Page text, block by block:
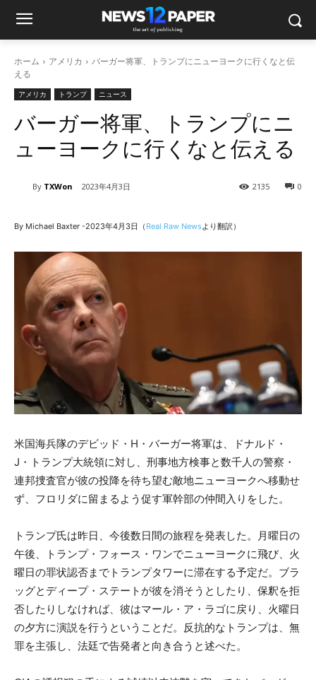
ホーム アメリカ
バーガー将軍、トランプにニューヨークに行くなと伝
える
アメリカ トランプ ニュース
バーガー将軍、トランプにニ
ューヨークに行くなと伝える
By TXWon 2023年4月3日 0
2135
By Michael Baxter -2023年4月3日（ Real Raw Newsより翻訳）
米国海兵隊のデビッド・H・バーガー将軍は、ドナルド・
J・トランプ大統領に対し、刑事地方検事と数千人の警察・
連邦捜査官が彼の投降を待ち望む敵地ニューヨークへ移動せ
ず、フロリダに留まるよう促す軍幹部の仲間入りをした。
トランプ氏は昨日、今後数日間の旅程を発表した。月曜日の
午後、トランプ・フォース・ワンでニューヨークに飛び、火
曜日の罪状認否までトランプタワーに滞在する予定だ。ブラ
ッグとディープ・ステートが彼を消そうとしたり、保釈を拒
否したりしなければ、彼はマール・ア・ラゴに戻り、火曜日
の夕方に演説を行うということだ。反抗的なトランプは、無
罪を主張し、法廷で告発者と向き合うと述べた。